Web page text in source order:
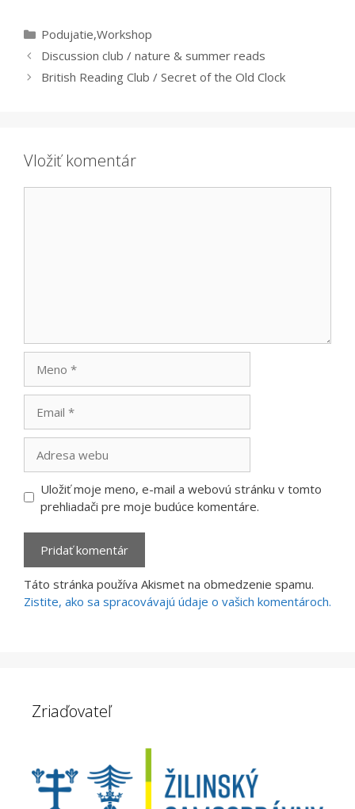
Kategórie
Podujatie,Workshop
Discussion club / nature & summer reads
British Reading Club / Secret of the Old Clock
Vložiť komentár
webu
Uložiť moje meno, e-mail a webovú stránku v tomto
prehliadači pre moje budúce komentáre.
Táto stránka používa Akismet na obmedzenie spamu.
Zistite, ako sa spracovávajú údaje o vašich komentároch.
Zriaďovateľ